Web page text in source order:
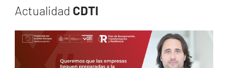
Actualidad CDTI